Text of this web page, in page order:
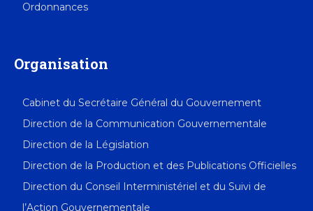
Ordonnances
Organisation
Cabinet du Secrétaire Général du Gouvernement
Direction de la Communication Gouvernementale
Direction de la Législation
Direction de la Production et des Publications Officielles
Direction du Conseil Interministériel et du Suivi de
l’Action Gouvernementale